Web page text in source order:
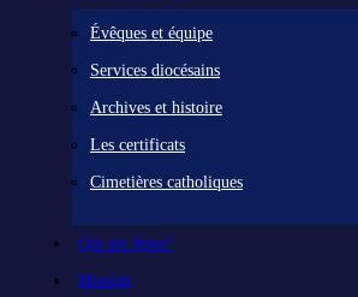
Évêques et équipe
Services diocésains
Archives et histoire
Les certificats
Cimetières catholiques
Qui est Jésus?
Mission